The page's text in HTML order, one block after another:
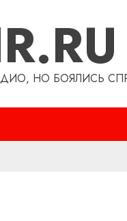
НО БОЯЛИСЬ